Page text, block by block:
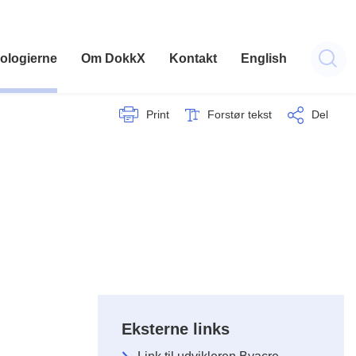
Om DokkX Kontakt English
Print Forstør tekst Del
Eksterne links